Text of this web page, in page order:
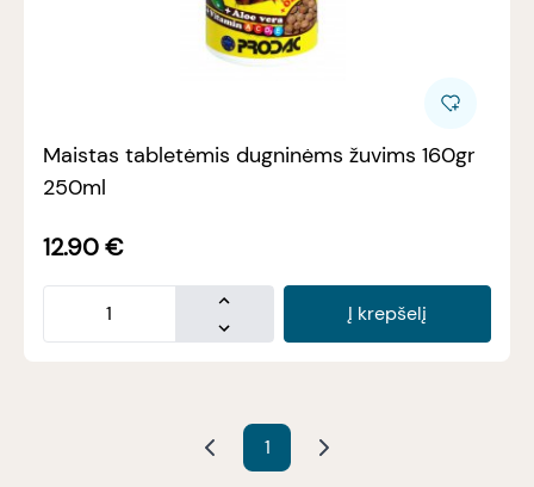
Maistas tabletėmis dugninėms žuvims 160gr
250ml
12.90€
Į krepšelį
1